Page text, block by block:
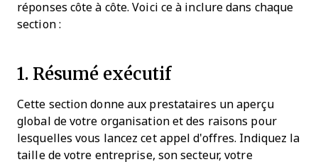
réponses côte à côte. Voici ce à inclure dans chaque
section :
1. Résumé exécutif
Cette section donne aux prestataires un aperçu
global de votre organisation et des raisons pour
lesquelles vous lancez cet appel d'offres. Indiquez la
taille de votre entreprise, son secteur, votre